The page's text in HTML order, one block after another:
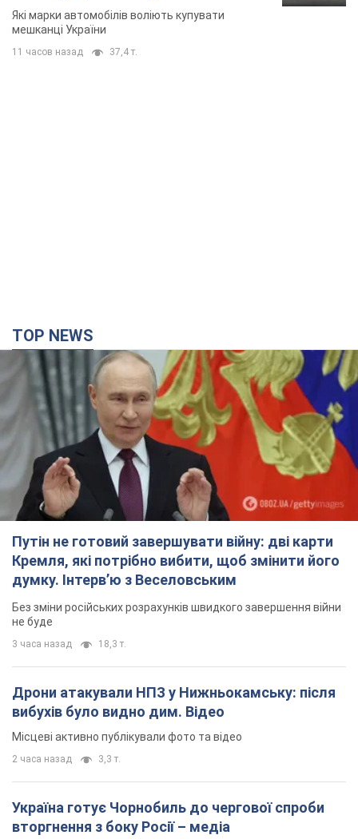
Які марки автомобілів воліють купувати
мешканці України
11 часов назад 37,4 т.
TOP NEWS
Путін не готовий завершувати війну: дві карти
Кремля, які потрібно вибити, щоб змінити його
думку. Інтерв’ю з Веселовським
Без зміни російських розрахунків швидкого завершення війни
не буде
3 часа назад 18,3 т.
Дрони атакували НПЗ у Нижньокамську: після
вибухів було видно дим. Відео
Місцеві активно публікували фото та відео
2 часа назад 3,3 т.
Україна готує Чорнобиль до чергової спроби
вторгнення з боку Росії – медіа